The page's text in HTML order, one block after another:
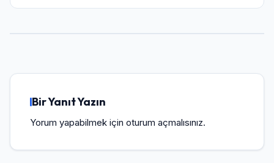
Bir Yanıt Yazın
Yorum yapabilmek için oturum açmalısınız.